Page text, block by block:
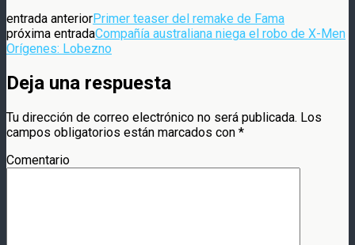
entrada anteriorPrimer teaser del remake de Fama
próxima entradaCompañía australiana niega el robo de X-Men
Orígenes: Lobezno
Deja una respuesta
Tu dirección de correo electrónico no será publicada. Los
campos obligatorios están marcados con *
Comentario